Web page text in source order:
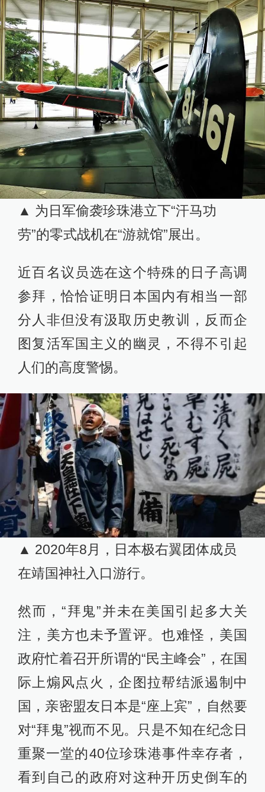
▲ 为日军偷袭珍珠港立下“汗马功
劳”的零式战机在“游就馆”展出。
近百名议员选在这个特殊的日子高调
参拜，恰恰证明日本国内有相当一部
分人非但没有汲取历史教训，反而企
图复活军国主义的幽灵，不得不引起
人们的高度警惕。
▲ 2020年8月，日本极右翼团体成员
在靖国神社入口游行。
然而，“拜鬼”并未在美国引起多大关
注，美方也未予置评。也难怪，美国
政府忙着召开所谓的“民主峰会”，在国
际上煽风点火，企图拉帮结派遏制中
国，亲密盟友日本是“座上宾”，自然要
对“拜鬼”视而不见。只是不知在纪念日
重聚一堂的40位珍珠港事件幸存者，
看到自己的政府对这种开历史倒车的